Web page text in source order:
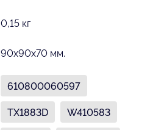
0,15 кг
90х90х70 мм.
610800060597
TX1883D
W410583